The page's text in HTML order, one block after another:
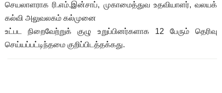
செயலாளராக ரி.எம்.இன்சாப், முகாமைத்துவ உதவியாளர், வலயக்
கல்வி அலுவலகம் கல்முனை
உட்பட நிறைவேற்றுக் குழு உறுப்பினர்களாக 12 பேரும் தெரிவு
செய்யப்பட்டிந்தமை குறிப்பிடத்தக்கது.